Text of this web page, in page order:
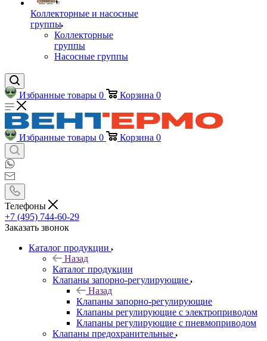
Коллекторные и насосные
группы
Коллекторные
группы
Насосные группы
Избранные товары 0 Корзина 0
Избранные товары 0 Корзина 0
Телефоны
+7 (495) 744-60-29
Заказать звонок
Каталог продукции
Назад
Каталог продукции
Клапаны запорно-регулирующие
Назад
Клапаны запорно-регулирующие
Клапаны регулирующие с электроприводом
Клапаны регулирующие с пневмоприводом
Клапаны предохранительные